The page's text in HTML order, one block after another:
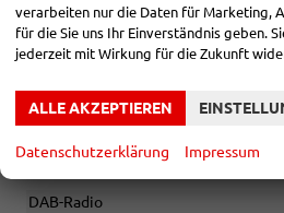
INFOTAINMENT &
8 Lautsprecher
8,25-Zoll Skoda Infotainment inkl.
8-Zoll Digitaldisplay
DAB-Radio
verarbeiten nur die Daten für Marketing,
für die Sie uns Ihr Einverständnis geben.
jederzeit mit Wirkung für die Zukunft
ALLE AKZEPTIEREN
Datenschutzerklärung Impressum